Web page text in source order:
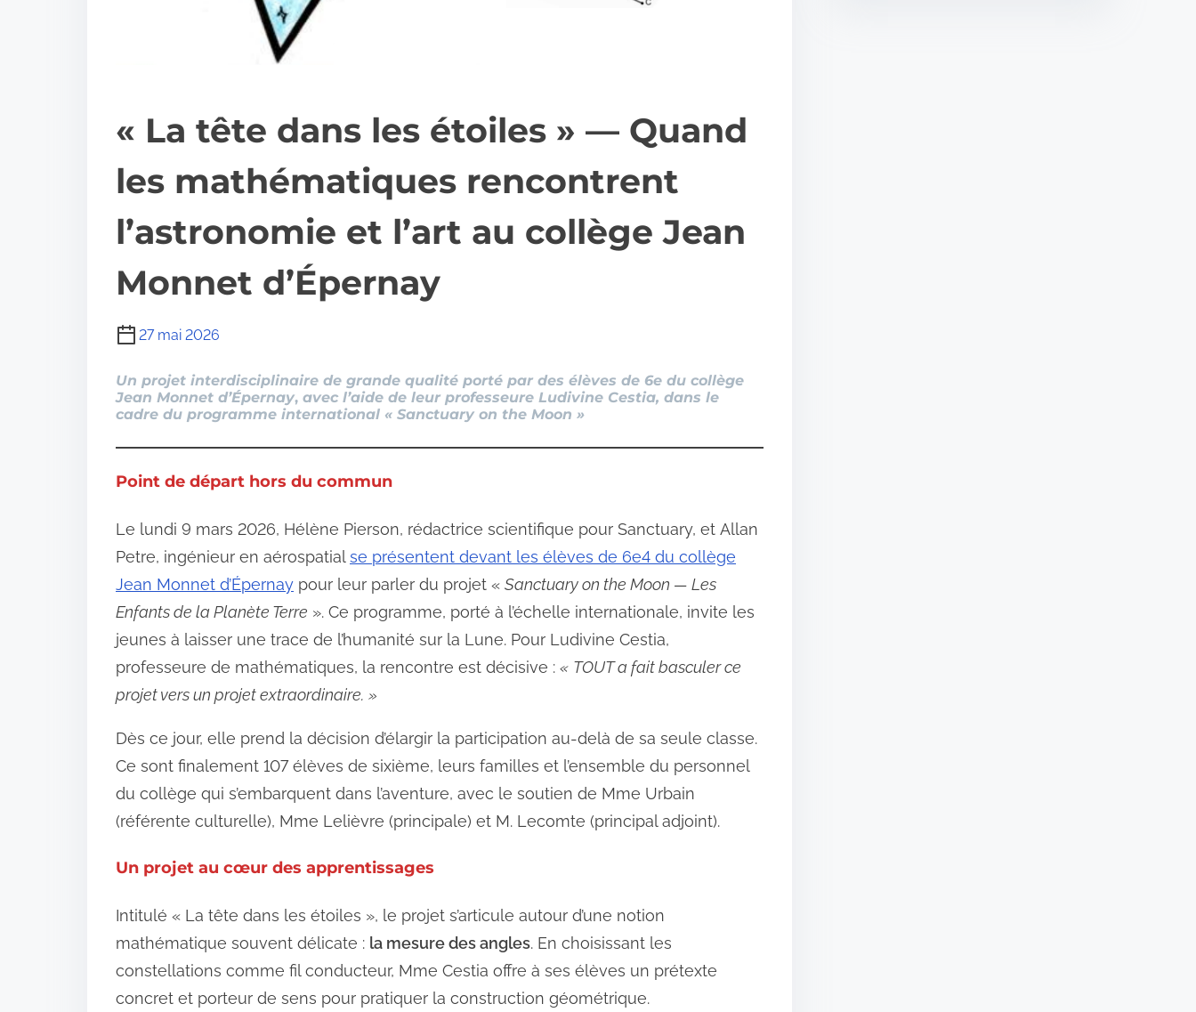
« La tête dans les étoiles » — Quand
les mathématiques rencontrent
l’astronomie et l’art au collège Jean
Monnet d’Épernay
27 mai 2026
Un projet interdisciplinaire de grande qualité porté par des élèves de 6e du collège
Jean Monnet d’Épernay, avec l’aide de leur professeure Ludivine Cestia, dans le
cadre du programme international « Sanctuary on the Moon »
Point de départ hors du commun
Le lundi 9 mars 2026, Hélène Pierson, rédactrice scientifique pour Sanctuary, et Allan
Petre, ingénieur en aérospatialse présentent devant les élèves de 6e4 du collège
Jean Monnet d’Épernay pour leur parler du projet « Sanctuary on the Moon — Les
Enfants de la Planète Terre ». Ce programme, porté à l’échelle internationale, invite les
jeunes à laisser une trace de l’humanité sur la Lune. Pour Ludivine Cestia,
professeure de mathématiques, la rencontre est décisive : « TOUT a fait basculer ce
projet vers un projet extraordinaire. »
Dès ce jour, elle prend la décision d’élargir la participation au-delà de sa seule classe.
Ce sont finalement 107 élèves de sixième, leurs familles et l’ensemble du personnel
du collège qui s’embarquent dans l’aventure, avec le soutien de Mme Urbain
(référente culturelle), Mme Lelièvre (principale) et M. Lecomte (principal adjoint).
Un projet au cœur des apprentissages
Intitulé « La tête dans les étoiles », le projet s’articule autour d’une notion
mathématique souvent délicate : la mesure des angles. En choisissant les
constellations comme fil conducteur, Mme Cestia offre à ses élèves un prétexte
concret et porteur de sens pour pratiquer la construction géométrique.